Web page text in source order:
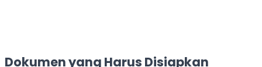
Dokumen yang Harus Disiapkan